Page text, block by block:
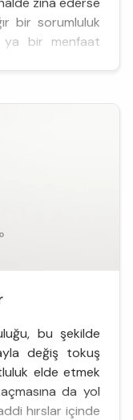
bir sorumluluk
ya bir menfaat
bu şekilde
değiş tokuş
elde etmek
da yol
hırslar içinde